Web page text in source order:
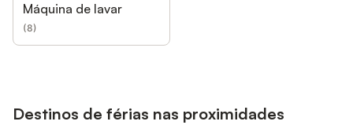
Máquina de lavar
(8)
Destinos de férias nas proximidades